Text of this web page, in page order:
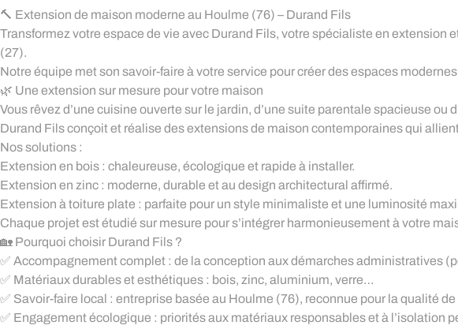
🔨 Extension de maison moderne au Houlme (76) – Durand Fils
Transformez votre espace de vie avec Durand Fils, votre spécialiste en
(27).
Notre équipe met son savoir-faire à votre service pour créer des espaces
🌿 Une extension sur mesure pour votre maison
Vous rêvez d’une cuisine ouverte sur le jardin, d’une suite parentale spacieuse ou
Durand Fils conçoit et réalise des extensions de maison contemporaines qui
Nos solutions :
Extension en bois : chaleureuse, écologique et rapide à installer.
Extension en zinc : moderne, durable et au design architectural affirmé.
Extension à toiture plate : parfaite pour un style minimaliste et une luminosité
Chaque projet est étudié sur mesure pour s’intégrer harmonieusement à votre
🏡 Pourquoi choisir Durand Fils ?
✅ Accompagnement complet : de la conception aux démarches administratives
✅ Matériaux durables et esthétiques : bois, zinc, aluminium, verre…
✅ Savoir-faire local : entreprise basée au Houlme (76), reconnue pour la qualité
✅ Engagement écologique : priorités aux matériaux responsables et à l’isolation